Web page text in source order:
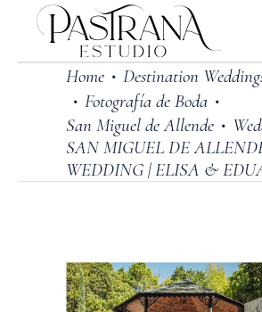
Home • Destination
• Fotografía de Boda •
San Miguel de Allende •
SAN MIGUEL DE
WEDDING | ELISA &